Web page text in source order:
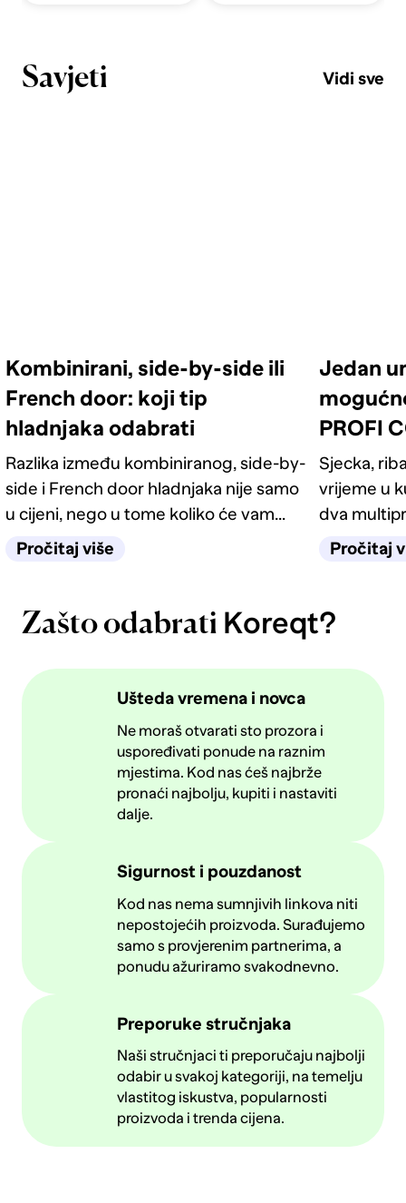
Savjeti Vidi sve
Kombinirani, side-by-side ili
French door: koji tip
hladnjaka odabrati
Razlika između kombiniranog, side-by-
side i French door hladnjaka nije samo
u cijeni, nego u tome koliko će vam
život u kuhinji biti jednostavan
Pročitaj više
Jedan
PROFI
Sjecka,
vrijeme u
dva
pronaći
Pročitaj
Zašto odabrati Koreqt?
Ušteda vremena i novca
Ne moraš otvarati sto prozora i
uspoređivati ponude na raznim
mjestima. Kod nas ćeš najbrže
pronaći najbolju, kupiti i nastaviti
dalje.
Sigurnost i pouzdanost
Kod nas nema sumnjivih linkova niti
nepostojećih proizvoda. Surađujemo
samo s provjerenim partnerima, a
ponudu ažuriramo svakodnevno.
Preporuke stručnjaka
Naši stručnjaci ti preporučaju najbolji
odabir u svakoj kategoriji, na temelju
vlastitog iskustva, popularnosti
proizvoda i trenda cijena.